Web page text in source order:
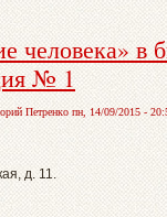
человека» в
№ 1
Петренко пн, 14/09/2015 -
д. 11.